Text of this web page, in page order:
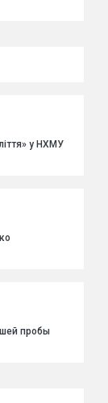
у НХМУ
пробы